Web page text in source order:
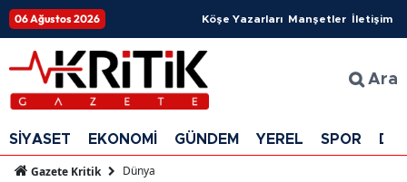
06 Ağustos 2026 Köşe Yazarları Manşetler İletişim
Ara
SİYASET EKONOMİ GÜNDEM YEREL SPOR
Gazete Kritik Dünya